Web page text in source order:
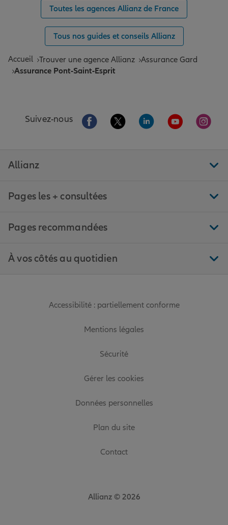
Toutes les agences Allianz de France
Tous nos guides et conseils Allianz
Accueil Trouver une agence Allianz Assurance Gard
Assurance Pont-Saint-Esprit
Suivez-nous Aller sur la page Facebook de Allianz
Aller sur la page Twitter de
Aller sur la page
Aller sur la
Aller
Allianz
Pages les + consultées
Pages recommandées
À vos côtés au quotidien
Accessibilité : partiellement conforme
Mentions légales
Sécurité
Gérer les cookies
Données personnelles
Plan du site
Contact
Allianz © 2026